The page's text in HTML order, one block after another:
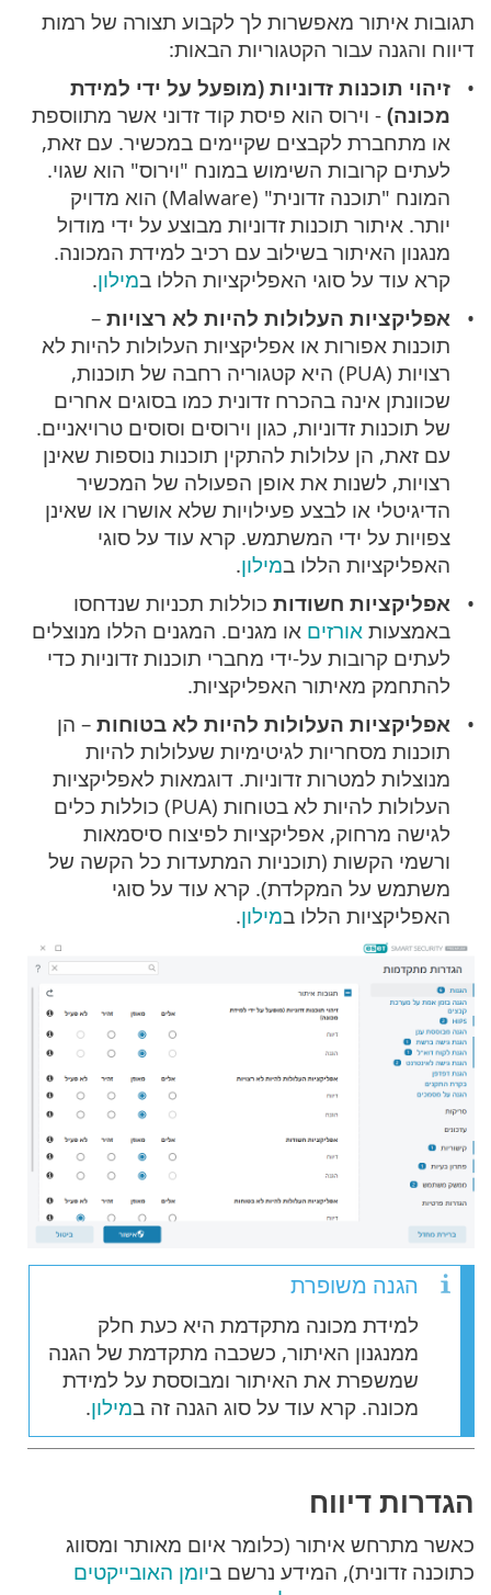
תגובות איתור מאפשרות לך לקבוע תצורה של רמות
דיווח והגנה עבור הקטגוריות הבאות:
זיהוי תוכנות זדוניות (מופעל על ידי למידת
מכונה) - וירוס הוא פיסת קוד זדוני אשר מתווספת
או מתחברת לקבצים שקיימים במכשיר. עם זאת,
לעתים קרובות השימוש במונח "וירוס" הוא שגוי.
המונח "תוכנה זדונית" (Malware) הוא מדויק
יותר. איתור תוכנות זדוניות מבוצע על ידי מודול
מנגנון האיתור בשילוב עם רכיב למידת המכונה.
קרא עוד על סוגי האפליקציות הללו במילון.
אפליקציות העלולות להיות לא רצויות –
תוכנות אפורות או אפליקציות העלולות להיות לא
רצויות (PUA) היא קטגוריה רחבה של תוכנות,
שכוונתן אינה בהכרח זדונית כמו בסוגים אחרים
של תוכנות זדוניות, כגון וירוסים וסוסים טרויאניים.
עם זאת, הן עלולות להתקין תוכנות נוספות שאינן
רצויות, לשנות את אופן הפעולה של המכשיר
הדיגיטלי או לבצע פעילויות שלא אושרו או שאינן
צפויות על ידי המשתמש. קרא עוד על סוגי
האפליקציות הללו במילון.
אפליקציות חשודות כוללות תכניות שנדחסו
באמצעות אורזים או מגנים. המגנים הללו מנוצלים
לעתים קרובות על-ידי מחברי תוכנות זדוניות כדי
להתחמק מאיתור האפליקציות.
אפליקציות העלולות להיות לא בטוחות – הן
תוכנות מסחריות לגיטימיות שעלולות להיות
מנוצלות למטרות זדוניות. דוגמאות לאפליקציות
העלולות להיות לא בטוחות (PUA) כוללות כלים
לגישה מרחוק, אפליקציות לפיצוח סיסמאות
ורשמי הקשות (תוכניות המתעדות כל הקשה של
משתמש על המקלדת). קרא עוד על סוגי
האפליקציות הללו במילון.
הגנה משופרת
למידת מכונה מתקדמת היא כעת חלק
ממנגנון האיתור, כשכבה מתקדמת של הגנה
שמשפרת את האיתור ומבוססת על למידת
מכונה. קרא עוד על סוג הגנה זה במילון.
הגדרות דיווח
כאשר מתרחש איתור (כלומר איום מאותר ומסווג
כתוכנה זדונית), המידע נרשם ביומן האובייקטים